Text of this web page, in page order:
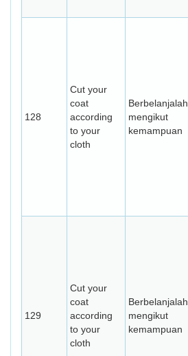
128
Cut your
coat
according
to your
cloth
Berbelanjalah
mengikut
kemampuan
129
Cut your
coat
according
to your
cloth
Berbelanjalah
mengikut
kemampuan